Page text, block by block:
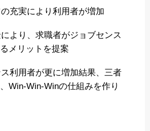
充実により利用者が増加
より、求職者がジョブセンス
メリットを提案
利用者が更に増加結果、三者
Win-Win-Winの仕組みを作り